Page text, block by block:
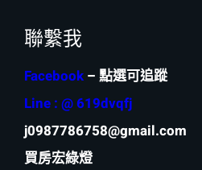
聯繫我
Facebook – 點選可追蹤
Line : @ 619dvqfj
j0987786758@gmail.com
買房宏綠燈